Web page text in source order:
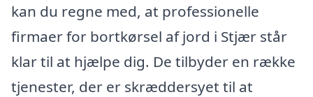
kan du regne med, at professionelle
firmaer for bortkørsel af jord i Stjær står
klar til at hjælpe dig. De tilbyder en række
tjenester, der er skræddersyet til at